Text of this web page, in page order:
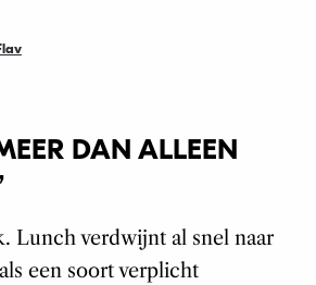
DAN ALLEEN
Lunch verdwijnt al snel naar
een soort verplicht